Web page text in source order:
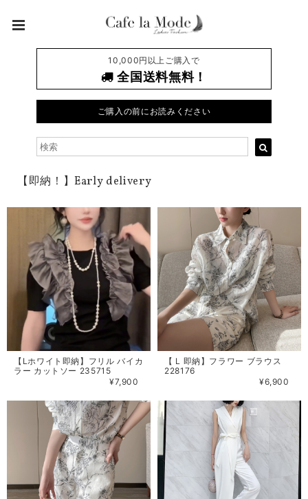
10,000円以上ご購入で
全国送料無料！
ご購入の前にお読みください
【即納！】Early delivery
【Lホワイト即納】フリル バイカ
ラー カットソー 235715
¥7,900
【 L 即納】フラワー ブラウス
228176
¥6,900